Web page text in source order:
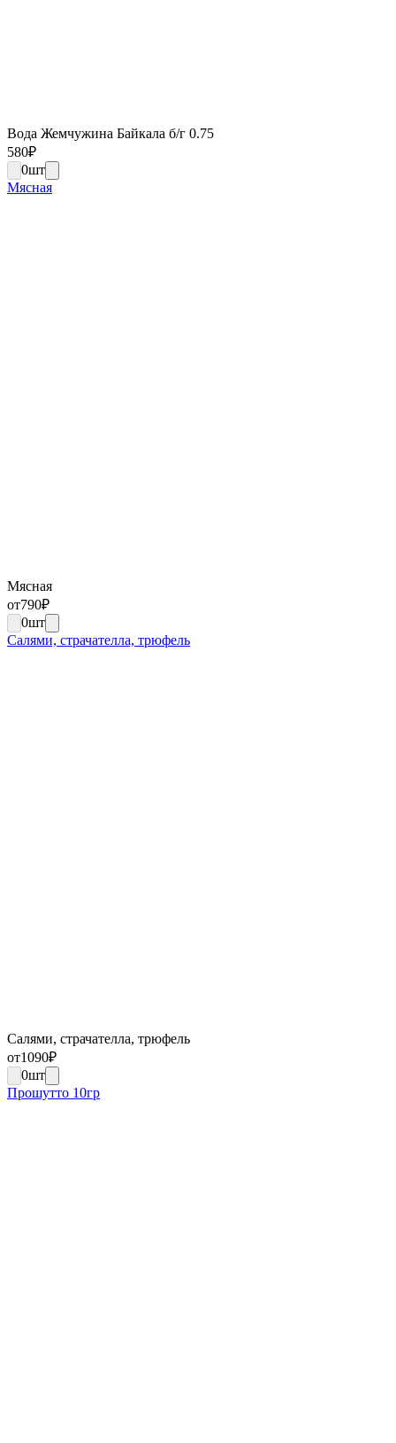
Вода Жемчужина Байкала б/г 0.75
580₽
0шт
Мясная
Мясная
от790₽
0шт
Салями, страчателла, трюфель
Салями, страчателла, трюфель
от1090₽
0шт
Прошутто 10гр